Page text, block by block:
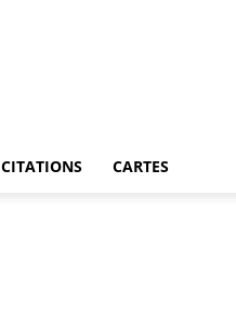
CITATIONS CARTES